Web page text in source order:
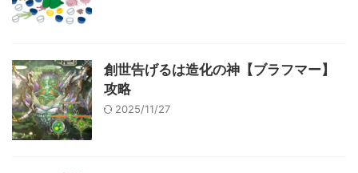
創世告げるは造化の神【ブラフマー】
攻略
2025/11/27